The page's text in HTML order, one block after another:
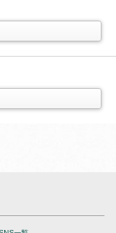
月以上購読で特典付き
メ